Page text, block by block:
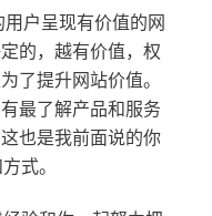
户呈现有价值的网
的，越有价值，权
了提升网站价值。
最了解产品和服务
也是我前面说的你
式。